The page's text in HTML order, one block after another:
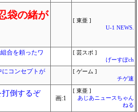
袋の緒が
[ 東亜 ]
U-1 NEWS.
合を頼ったワ
[ 芸スポ ]
げーすぽch
にコンセプトが
[ ゲーム ]
チゲ速
倒するぞ
画:1
[ 東亜 ]
あじあニュースちゃん
ねる